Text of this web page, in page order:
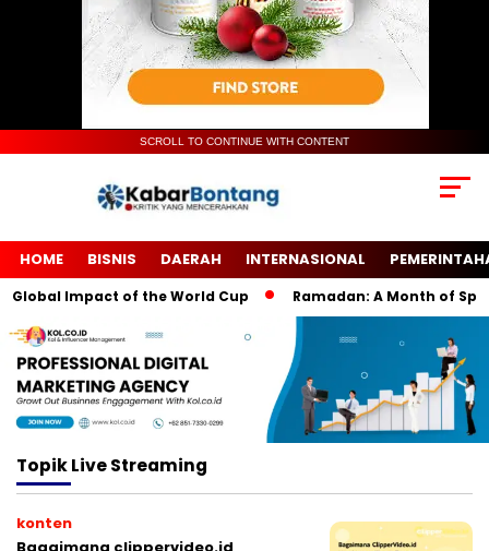
SCROLL TO CONTINUE WITH CONTENT
HOME BISNIS DAERAH INTERNASIONAL
Impact of the World Cup Ramadan: A Month of
TopikLive Streaming
konten